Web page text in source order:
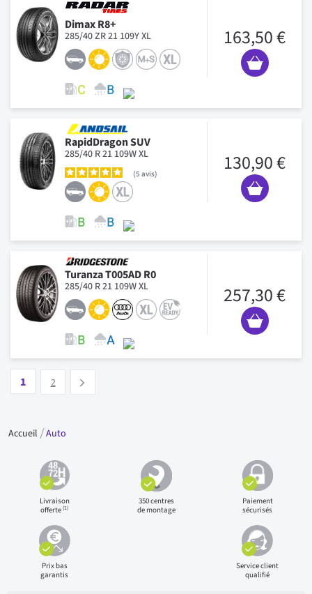
Dimax R8+
285/40 ZR 21 109Y XL 163,50 €
RapidDragon SUV
285/40 R 21 109W XL
5 avis 130,90 €
Turanza T005AD R0
285/40 R 21 109W XL 257,30 €
Vous lisez actuellement la page
1 2
Accueil Auto
Livraison
offerte(1)
350 centres
de montage
Paiement
sécurisés
Prix bas
garantis
Service client
qualifié